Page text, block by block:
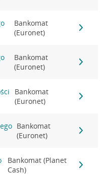
Bankomat
(Euronet)
Bankomat
(Euronet)
Bankomat
(Euronet)
Bankomat
(Euronet)
Bankomat (Planet
Cash)